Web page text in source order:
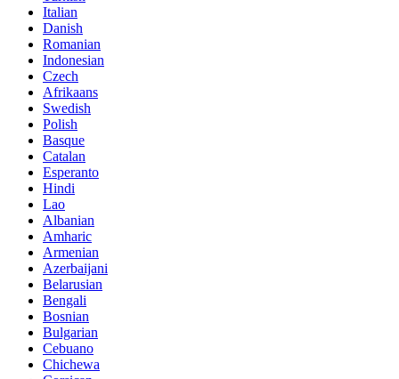
Italian
Danish
Romanian
Indonesian
Czech
Afrikaans
Swedish
Polish
Basque
Catalan
Esperanto
Hindi
Lao
Albanian
Amharic
Armenian
Azerbaijani
Belarusian
Bengali
Bosnian
Bulgarian
Cebuano
Chichewa